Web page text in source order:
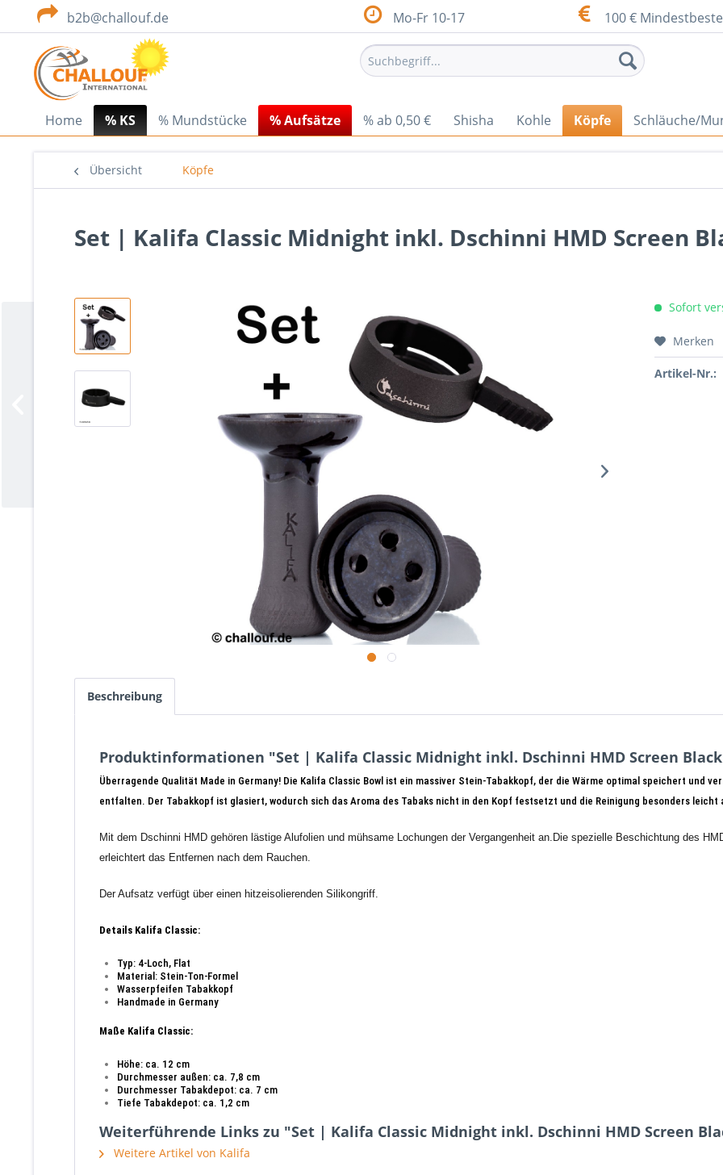
b2b@challouf.de Mo-Fr 10-17 100 €
Home % KS % Mundstücke % Aufsätze % ab 0,50 € Shisha Kohle Köpfe Schläuche/
Übersicht Köpfe
Set | Kalifa Classic Midnight inkl. Dschinni HMD Screen
Sofort
Merken
Artikel-Nr.:
Beschreibung
Produktinformationen "Set | Kalifa Classic Midnight inkl. Dschinni HMD Screen
Überragende Qualität Made in Germany! Die Kalifa Classic Bowl ist ein massiver Stein-Tabakkopf, der die Wärme optimal speichert und
entfalten. Der Tabakkopf ist glasiert, wodurch sich das Aroma des Tabaks nicht in den Kopf festsetzt und die Reinigung besonders leicht
Mit dem Dschinni HMD gehören lästige Alufolien und mühsame Lochungen der Vergangenheit an. Die spezielle Beschichtung des
erleichtert das Entfernen nach dem Rauchen.
Der Aufsatz verfügt über einen hitzeisolierenden Silikongriff.
Details Kalifa Classic:
Typ: 4-Loch, Flat
Material: Stein-Ton-Formel
Wasserpfeifen Tabakkopf
Handmade in Germany
Maße Kalifa Classic:
Höhe: ca. 12 cm
Durchmesser außen: ca. 7,8 cm
Durchmesser Tabakdepot: ca. 7 cm
Tiefe Tabakdepot: ca. 1,2 cm
Weiterführende Links zu "Set | Kalifa Classic Midnight inkl. Dschinni HMD Screen
Weitere Artikel von Kalifa